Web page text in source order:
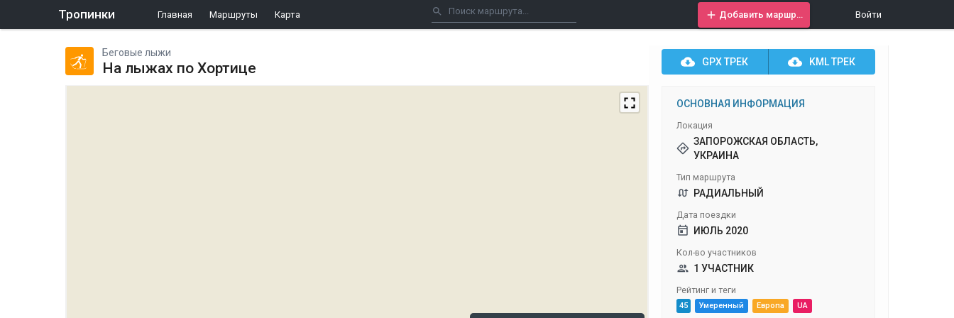
Тропинки Главная Маршруты Карта Войти
Беговые лыжи
На лыжах по Хортице GPXТРЕК KMLТРЕК
ОСНОВНАЯ ИНФОРМАЦИЯ
Локация
ЗАПОРОЖСКАЯ ОБЛАСТЬ,
УКРАИНА
Тип маршрута
РАДИАЛЬНЫЙ
Дата поездки
ИЮЛЬ 2020
Кол-во участников
1 УЧАСТНИК
Рейтинг и теги
45 Умеренный Европа UA